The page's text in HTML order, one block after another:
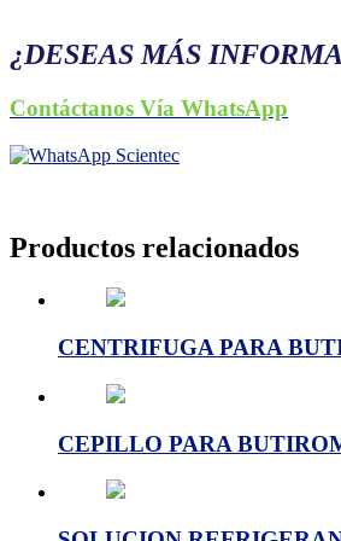
¿DESEAS MÁS
Contáctanos Vía WhatsApp
Productos relacionados
CENTRIFUGA PARA
CEPILLO PARA